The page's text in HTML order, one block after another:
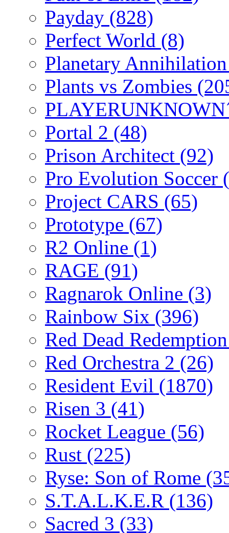
Payday (828)
Perfect World (8)
Planetary
Plants vs Zombies
Portal 2 (48)
Prison Architect (92)
Pro Evolution Soccer
Project CARS (65)
Prototype (67)
R2 Online (1)
RAGE (91)
Ragnarok Online (3)
Rainbow Six (396)
Red Dead
Red Orchestra 2 (26)
Resident Evil (1870)
Risen 3 (41)
Rocket League (56)
Rust (225)
Ryse: Son of Rome
S.T.A.L.K.E.R (136)
Sacred 3 (33)